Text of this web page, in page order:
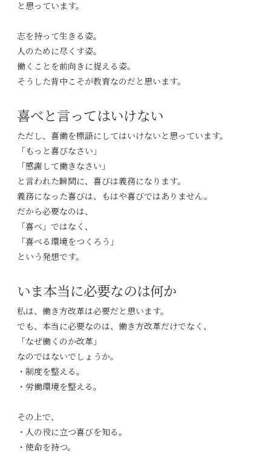
と思っています。
志を持って生きる姿。
人のために尽くす姿。
働くことを前向きに捉える姿。
そうした背中こそが教育なのだと思います。
喜べと言ってはいけない
ただし、喜働を標語にしてはいけないと思っています。
「もっと喜びなさい」
「感謝して働きなさい」
と言われた瞬間に、喜びは義務になります。
義務になった喜びは、もはや喜びではありません。
だから必要なのは、
「喜べ」ではなく、
「喜べる環境をつくろう」
という発想です。
いま本当に必要なのは何か
私は、働き方改革は必要だと思います。
でも、本当に必要なのは、働き方改革だけでなく、
「なぜ働くのか改革」
なのではないでしょうか。
・制度を整える。
・労働環境を整える。
その上で、
・人の役に立つ喜びを知る。
・使命を持つ。